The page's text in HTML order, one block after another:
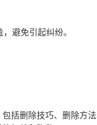
避免引起纠纷。
括删除技巧、删除方